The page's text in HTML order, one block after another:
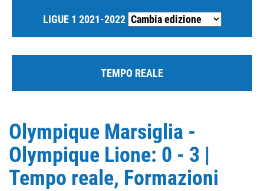
LIGUE 1 2021-2022
TEMPO REALE
Olympique Marsiglia -
Olympique Lione: 0 - 3 |
Tempo reale, Formazioni